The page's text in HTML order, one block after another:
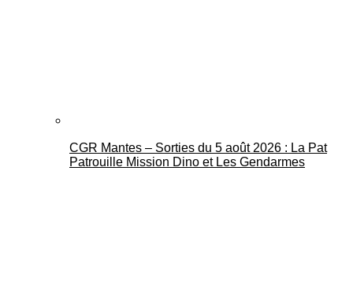
CGR Mantes – Sorties du 5 août 2026 : La Pat
Patrouille Mission Dino et Les Gendarmes